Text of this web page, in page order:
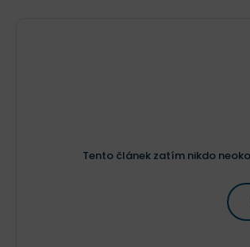
Tento článek zatím nikdo